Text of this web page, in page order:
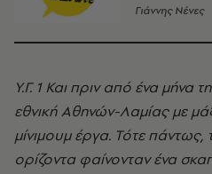
Γιάννης Νένες
Υ.Γ. 1 Και πριν από ένα μήνα
εθνική Αθηνών-Λαμίας με
μίνιμουμ έργα. Τότε
ορίζοντα φαίνονταν ένα